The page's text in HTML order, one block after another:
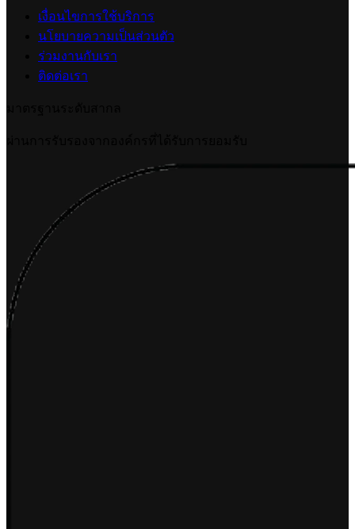
เงื่อนไขการใช้บริการ
นโยบายความเป็นส่วนตัว
ร่วมงานกับเรา
ติดต่อเรา